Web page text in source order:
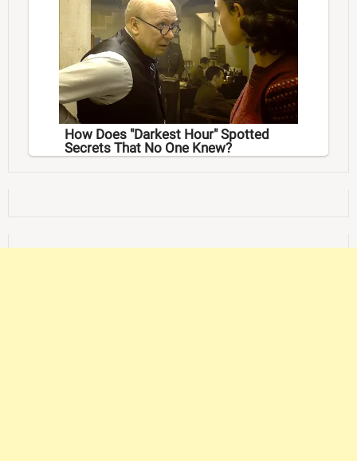
How Does "Darkest Hour" Spotted
Secrets That No One Knew?